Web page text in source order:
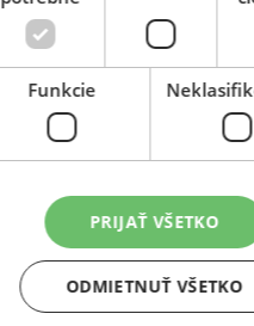
Expedujeme budúci
Funkcie
PRIJAŤ VŠETKO
ODMIETNUŤ VŠETKO